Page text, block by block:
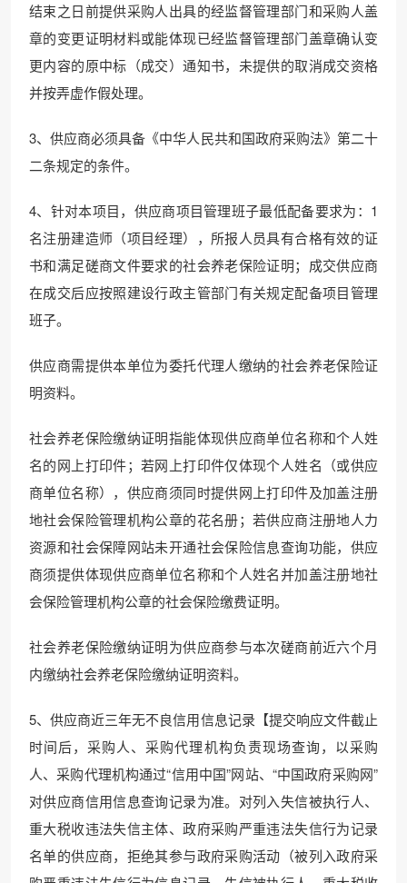
结束之日前提供采购人出具的经监督管理部门和采购人盖
章的变更证明材料或能体现已经监督管理部门盖章确认变
更内容的原中标（成交）通知书，未提供的取消成交资格
并按弄虚作假处理。
3、供应商必须具备《中华人民共和国政府采购法》第二十
二条规定的条件。
4、针对本项目，供应商项目管理班子最低配备要求为：1
名注册建造师（项目经理），所报人员具有合格有效的证
书和满足磋商文件要求的社会养老保险证明；成交供应商
在成交后应按照建设行政主管部门有关规定配备项目管理
班子。
供应商需提供本单位为委托代理人缴纳的社会养老保险证
明资料。
社会养老保险缴纳证明指能体现供应商单位名称和个人姓
名的网上打印件；若网上打印件仅体现个人姓名（或供应
商单位名称），供应商须同时提供网上打印件及加盖注册
地社会保险管理机构公章的花名册；若供应商注册地人力
资源和社会保障网站未开通社会保险信息查询功能，供应
商须提供体现供应商单位名称和个人姓名并加盖注册地社
会保险管理机构公章的社会保险缴费证明。
社会养老保险缴纳证明为供应商参与本次磋商前近六个月
内缴纳社会养老保险缴纳证明资料。
5、供应商近三年无不良信用信息记录【提交响应文件截止
时间后，采购人、采购代理机构负责现场查询，以采购
人、采购代理机构通过“信用中国”网站、“中国政府采购网”
对供应商信用信息查询记录为准。对列入失信被执行人、
重大税收违法失信主体、政府采购严重违法失信行为记录
名单的供应商，拒绝其参与政府采购活动（被列入政府采